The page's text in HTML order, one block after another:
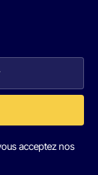
acceptez nos